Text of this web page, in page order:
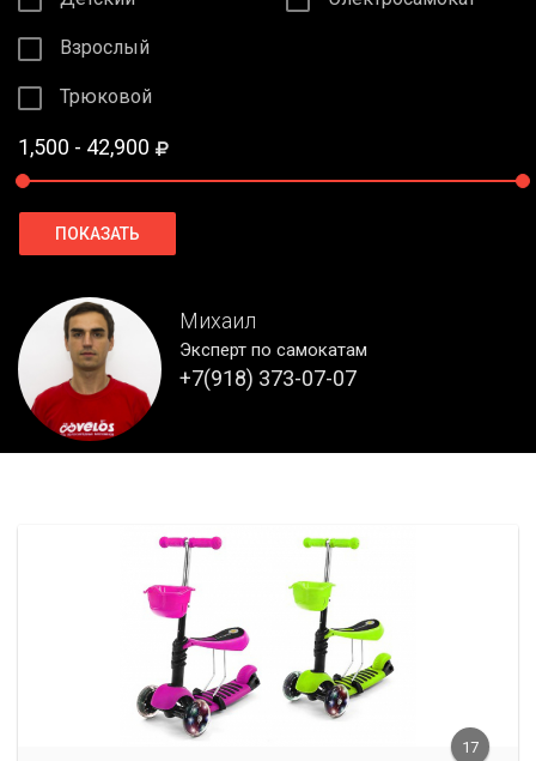
Взрослый
Трюковой
1,500 42,900
ПОКАЗАТЬ
Михаил
Эксперт по самокатам
+7(918) 373-07-07
17